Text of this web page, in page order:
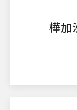
樺加